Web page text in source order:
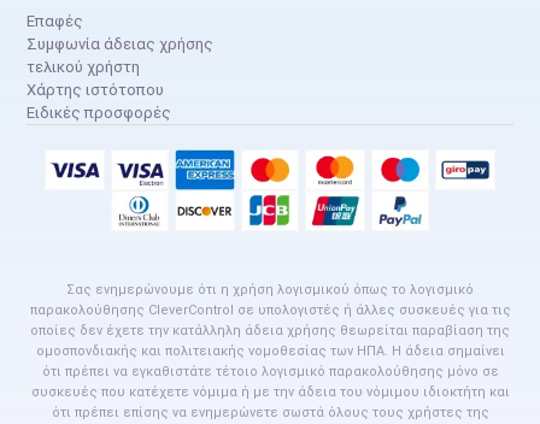
Επαφές
Συμφωνία άδειας χρήσης
τελικού χρήστη
Χάρτης ιστότοπου
Ειδικές προσφορές
Σας ενημερώνουμε ότι η χρήση λογισμικού όπως το λογισμικό
παρακολούθησης CleverControl σε υπολογιστές ή άλλες συσκευές για τις
οποίες δεν έχετε την κατάλληλη άδεια χρήσης θεωρείται παραβίαση της
ομοσπονδιακής και πολιτειακής νομοθεσίας των ΗΠΑ. Η άδεια σημαίνει
ότι πρέπει να εγκαθιστάτε τέτοιο λογισμικό παρακολούθησης μόνο σε
συσκευές που κατέχετε νόμιμα ή με την άδεια του νόμιμου ιδιοκτήτη και
ότι πρέπει επίσης να ενημερώνετε σωστά όλους τους χρήστες της